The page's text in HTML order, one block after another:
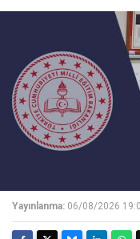
Yayınlanma: 06/08/2026